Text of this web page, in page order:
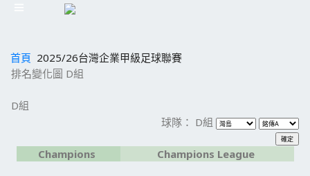
首頁 2025/26台灣企業甲級足球聯賽
排名變化圖 D組
D組
球隊： D組
Champions Champions League